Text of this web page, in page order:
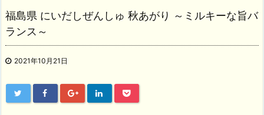
福島県 にいだしぜんしゅ 秋あがり ～ミルキーな旨バ
ランス～
2021年10月21日